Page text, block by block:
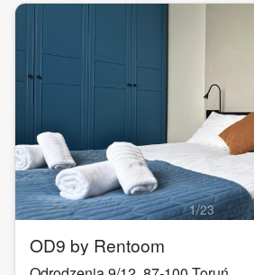
1/23
OD9 by Rentoom